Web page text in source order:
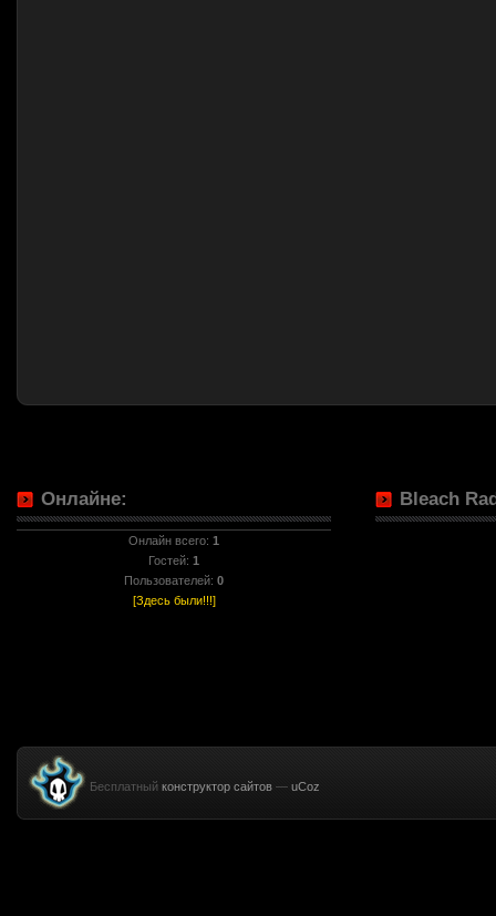
Онлайне:
Онлайн всего: 1
Гостей: 1
Пользователей: 0
[Здесь были!!!]
Bleach
Бесплатный конструктор сайтов — uCoz